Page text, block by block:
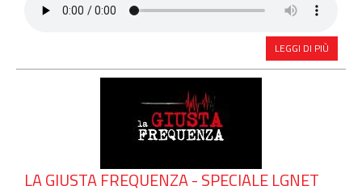
LEGGI DI PIÙ
LA GIUSTA FREQUENZA - SPECIALE LGNET